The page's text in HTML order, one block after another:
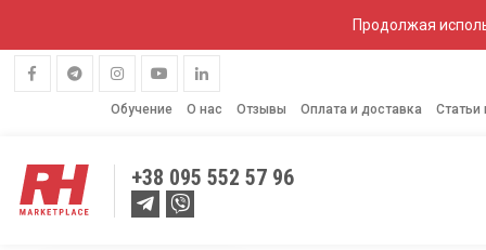
Продолжая
Обучение О нас Отзывы Оплата и доставка Статьи
+38 095 552 57 96